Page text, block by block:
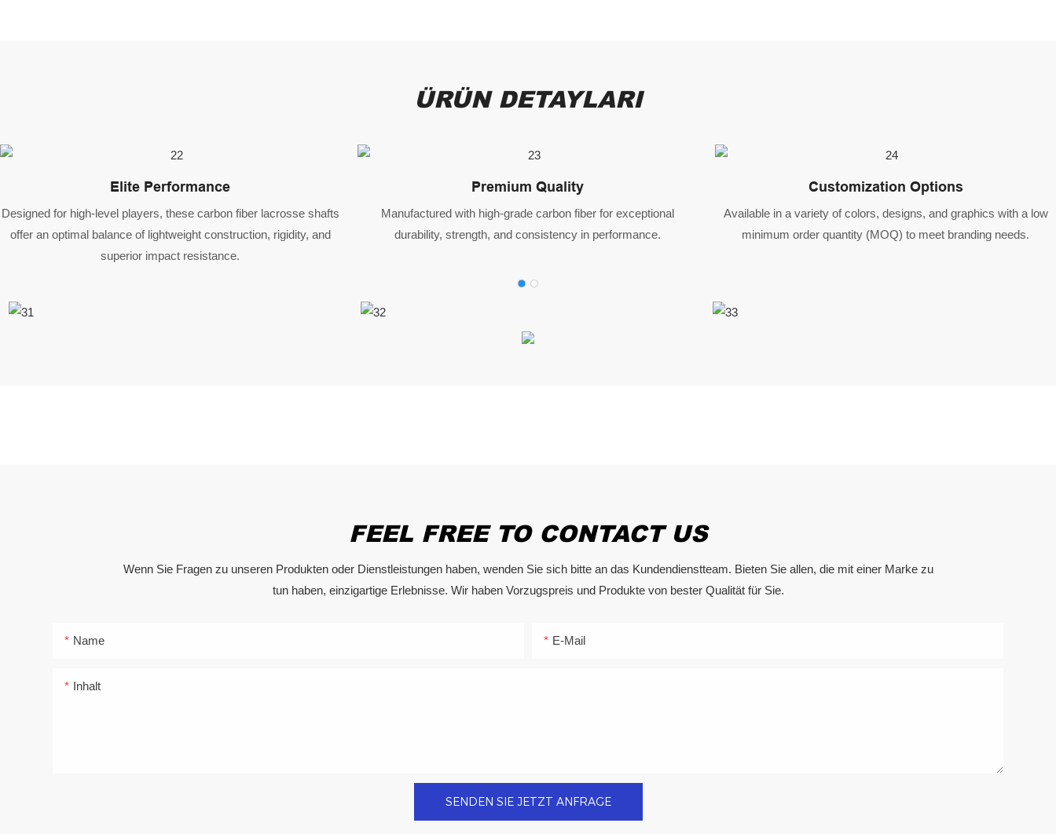
ÜRÜN DETAYLARI
Elite Performance
Designed for high-level players, these carbon fiber lacrosse shafts
offer an optimal balance of lightweight construction, rigidity, and
superior impact resistance.
Premium Quality
Manufactured with high-grade carbon fiber for exceptional
durability, strength, and consistency in performance.
Customization Options
Available in a variety of colors, designs, and graphics with a low
minimum order quantity (MOQ) to meet branding needs.
FEEL FREE TO CONTACT US
Wenn Sie Fragen zu unseren Produkten oder Dienstleistungen haben, wenden Sie sich bitte an das Kundendienstteam. Bieten Sie allen, die mit einer Marke zu
tun haben, einzigartige Erlebnisse. Wir haben Vorzugspreis und Produkte von bester Qualität für Sie.
Name E-Mail
Inhalt
SENDEN SIE JETZT ANFRAGE